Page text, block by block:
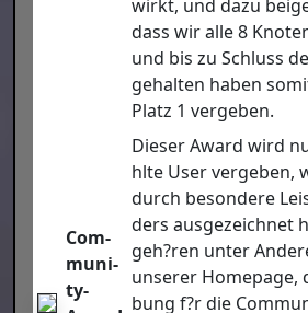
wirkt, und dazu
dass wir alle 8
und bis zu Schluss
gehal­ten haben
Platz 1 ver­ge­ben.
Com­
mu­ni­
ty-
Die­ser Award wird
hlte User ver­ge­ben,
durch beson­de­re
ders aus­ge­zeich­net
geh?ren unter
unse­rer Home­page,
bung f?r die